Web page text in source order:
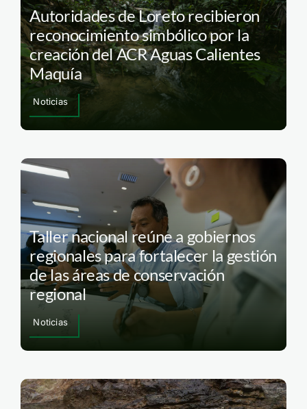
Autoridades de Loreto recibieron
reconocimiento simbólico por la
creación del ACR Aguas Calientes
Maquía
Noticias
Taller nacional reúne a gobiernos
regionales para fortalecer la gestión
de las áreas de conservación
regional
Noticias